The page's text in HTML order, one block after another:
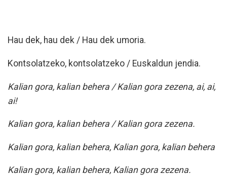
Hau dek, hau dek / Hau dek umoria.
Kontsolatzeko, kontsolatzeko / Euskaldun jendia.
Kalian gora, kalian behera / Kalian gora zezena, ai, ai,
ai!
Kalian gora, kalian behera / Kalian gora zezena.
Kalian gora, kalian behera, Kalian gora, kalian behera
Kalian gora, kalian behera, Kalian gora zezena.